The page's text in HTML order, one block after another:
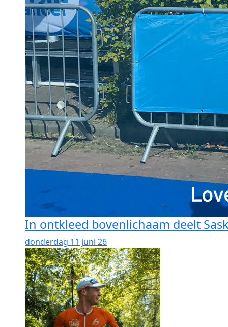
In ontkleed bovenlichaam deelt
donderdag 11 juni 26